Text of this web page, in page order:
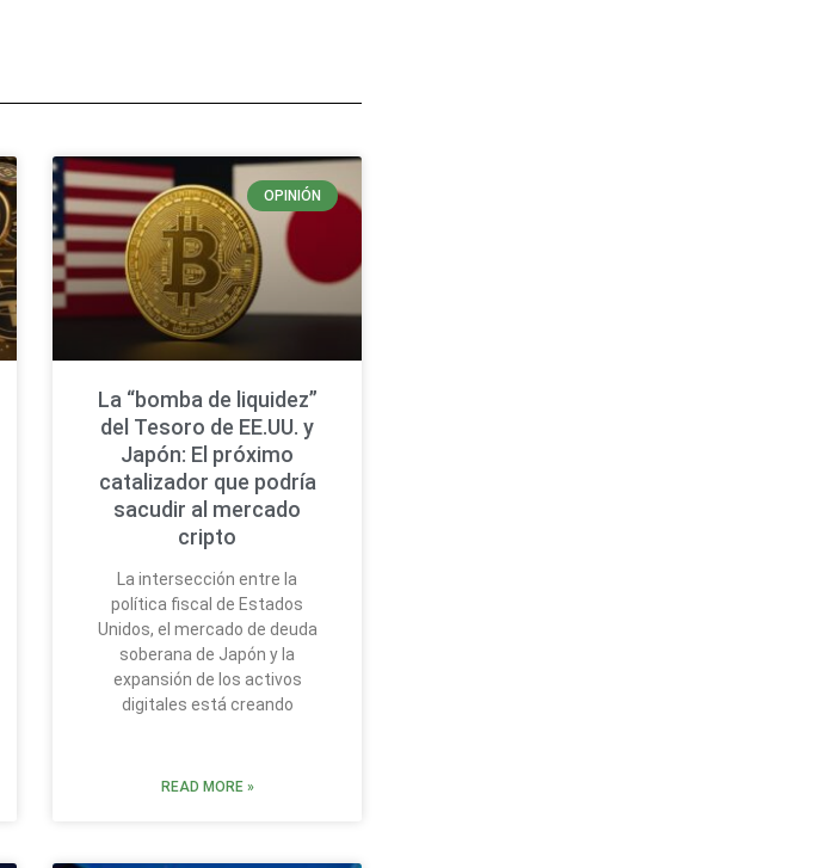
OPINIÓN
La “bomba de liquidez”
del Tesoro de EE.UU. y
Japón: El próximo
catalizador que podría
sacudir al mercado
cripto
La intersección entre la
política fiscal de Estados
Unidos, el mercado de deuda
soberana de Japón y la
expansión de los activos
digitales está creando
READ MORE »